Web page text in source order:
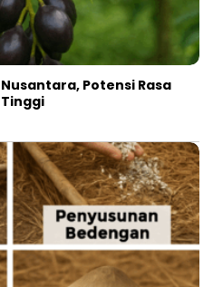
Potensi Rasa